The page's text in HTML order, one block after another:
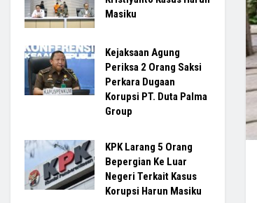
Masiku
Kejaksaan Agung
Periksa 2 Orang Saksi
Perkara Dugaan
Korupsi PT. Duta Palma
Group
KPK Larang 5 Orang
Bepergian Ke Luar
Negeri Terkait Kasus
Korupsi Harun Masiku